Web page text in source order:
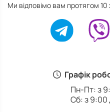
Графік
Пн-Пт: з
Сб: з 9:00
Ми відповімо вам протягом 10